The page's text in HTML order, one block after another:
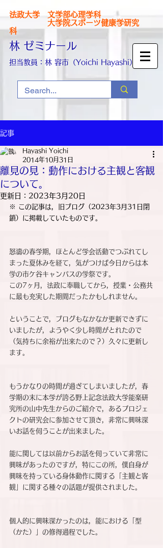
法政大学 文学部心理学科
大学院スポーツ健康学研究
科
林 ゼミナール
担当教員：林 容市（Yoichi Hayashi）
記事
離見の見：動作における主観と客観
について。
Hayashi Yoichi
2014年10月31日
更新日： 2023年3月20日
※ この記事は，旧ブログ（2023年3月31日閉
鎖）に掲載していたものです。
怒濤の春学期，ほとんど学会活動でつぶれてし
まった夏休みを経て，気がつけば今日からは本
学の市ケ谷キャンパスの学祭です。
この7ヶ月，法政に奉職してから，授業・公務共
に最も充実した期間だったかもしれません。
ということで，ブログもなかなか更新できずに
いましたが，ようやく少し時間がとれたので
（気持ちに余裕が出来たので？）久々に更新し
ます。
もうかなりの時間が過ぎてしまいましたが，春
学期の末に本学が誇る野上記念法政大学能楽研
究所の山中先生からのご紹介で，あるプロジェ
クトの研究会に参加させて頂き，非常に興味深
いお話を伺うことが出来ました。
能に関しては以前からお話を伺っていて非常に
興味があったのですが，特にこの所，僕自身が
興味を持っている身体動作に関する「主観と客
観」に関する種々の話題が提供されました。
個人的に興味深かったのは，能における「型
（かた）」の修得過程でした。